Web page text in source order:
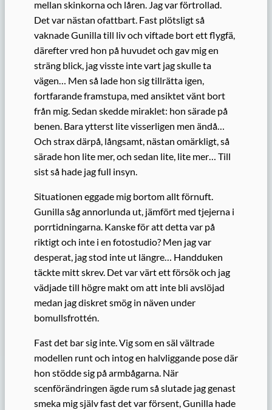
mellan skinkorna och låren. Jag var förtrollad.
Det var nästan ofattbart. Fast plötsligt så
vaknade Gunilla till liv och viftade bort ett flygfä,
därefter vred hon på huvudet och gav mig en
sträng blick, jag visste inte vart jag skulle ta
vägen… Men så lade hon sig tillrätta igen,
fortfarande framstupa, med ansiktet vänt bort
från mig. Sedan skedde miraklet: hon särade på
benen. Bara ytterst lite visserligen men ändå…
Och strax därpå, långsamt, nästan omärkligt, så
särade hon lite mer, och sedan lite, lite mer… Till
sist så hade jag full insyn.
Situationen eggade mig bortom allt förnuft.
Gunilla såg annorlunda ut, jämfört med tjejerna i
porrtidningarna. Kanske för att detta var på
riktigt och inte i en fotostudio? Men jag var
desperat, jag stod inte ut längre… Handduken
täckte mitt skrev. Det var värt ett försök och jag
vädjade till högre makt om att inte bli avslöjad
medan jag diskret smög in näven under
bomullsfrottén.
Fast det bar sig inte. Vig som en säl vältrade
modellen runt och intog en halvliggande pose där
hon stödde sig på armbågarna. När
scenförändringen ägde rum så slutade jag genast
smeka mig själv fast det var försent, Gunilla hade